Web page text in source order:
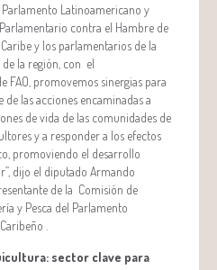
Latinoamericano y
contra el Hambre de
y los parlamentarios de la
la región, con el
FAO, promovemos sinergias para
de las acciones encaminadas a
de vida de las comunidades de
y a responder a los efectos
promoviendo el desarrollo
dijo el diputado Armando
de la Comisión de
y Pesca del Parlamento
.
sector clave para